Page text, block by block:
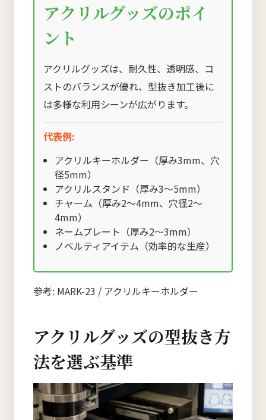
アクリルグッズのポイ
ント
アクリルグッズは、耐久性、透明感、コ
ストのバランスが優れ、型抜き加工後に
は多様な利用シーンが広がります。
代表例:
アクリルキーホルダー（厚み3mm、穴
径5mm）
アクリルスタンド（厚み3〜5mm）
チャーム（厚み2〜4mm、穴径2〜
4mm）
ネームプレート（厚み2〜3mm）
ノベルティアイテム（効率的な生産）
参考: MARK-23 / アクリルキーホルダー
アクリルグッズの型抜き方
法を選ぶ基準